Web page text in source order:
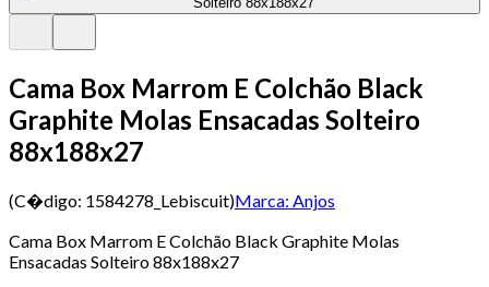
Cama Box Marrom E Colchão Black
Graphite Molas Ensacadas Solteiro
88x188x27
(C�digo: 1584278_Lebiscuit)Marca: Anjos
Cama Box Marrom E Colchão Black Graphite Molas
Ensacadas Solteiro 88x188x27